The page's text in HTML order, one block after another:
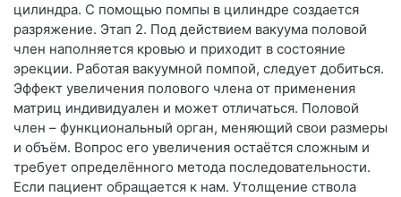
цилиндра. С помощью помпы в цилиндре создается
разряжение. Этап 2. Под действием вакуума половой
член наполняется кровью и приходит в состояние
эрекции. Работая вакуумной помпой, следует добиться.
Эффект увеличения полового члена от применения
матриц индивидуален и может отличаться. Половой
член – функциональный орган, меняющий свои размеры
и объём. Вопрос его увеличения остаётся сложным и
требует определённого метода последовательности.
Если пациент обращается к нам. Утолщение ствола